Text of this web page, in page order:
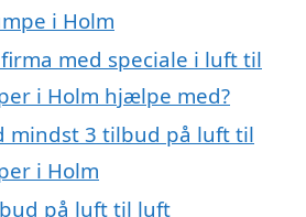
i Holm
med speciale i luft til
i Holm hjælpe med?
mindst 3 tilbud på luft til
i Holm
på luft til luft